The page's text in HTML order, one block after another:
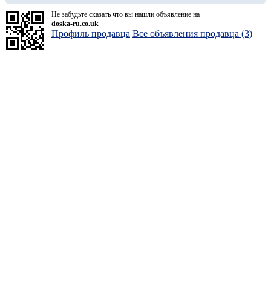
Не забудьте сказать что вы нашли объявление на
doska-ru.co.uk
Профиль продавца Все объявления продавца (3)